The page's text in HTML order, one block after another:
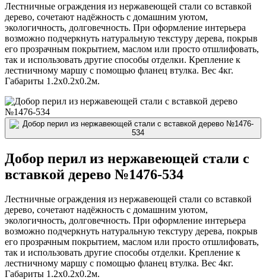
Лестничные ограждения из нержавеющей стали со вставкой
дерево, сочетают надёжность с домашним уютом,
экологичность, долговечность. При оформление интерьера
возможно подчеркнуть натуральную текстуру дерева, покрыв
его прозрачным покрытием, маслом или просто отшлифовать,
так и использовать другие способы отделки. Крепление к
лестничному маршу с помощью фланец втулка. Вес 4кг.
Габариты 1.2х0.2х0.2м.
Добор перил из нержавеющей стали с
вставкой дерево №1476-534
Лестничные ограждения из нержавеющей стали со вставкой
дерево, сочетают надёжность с домашним уютом,
экологичность, долговечность. При оформление интерьера
возможно подчеркнуть натуральную текстуру дерева, покрыв
его прозрачным покрытием, маслом или просто отшлифовать,
так и использовать другие способы отделки. Крепление к
лестничному маршу с помощью фланец втулка. Вес 4кг.
Габариты 1.2х0.2х0.2м.